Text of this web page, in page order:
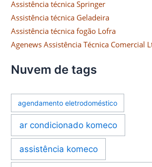
Assistência técnica Springer
Assistência técnica Geladeira
Assistência técnica fogão Lofra
Agenews Assistência Técnica Comercial
Nuvem de tags
agendamento eletrodoméstico
ar condicionado komeco
assistência komeco